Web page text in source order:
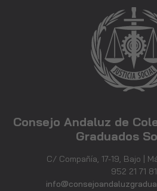
Consejo Andaluz de
Graduados
C/ Compañía, 17-19, Bajo |
952 21 71 81